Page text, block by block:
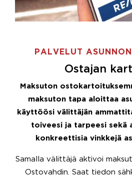
PALVELUT
Ostajan
Maksuton
maksuton tapa aloittaa
käyttöösi välittäjän
toiveesi ja tarpeesi sekä
konkreettisia vinkkejä
Samalla välittäjä aktivoi
Ostovahdin. Saat tiedon